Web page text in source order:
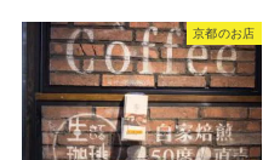
京都のお店